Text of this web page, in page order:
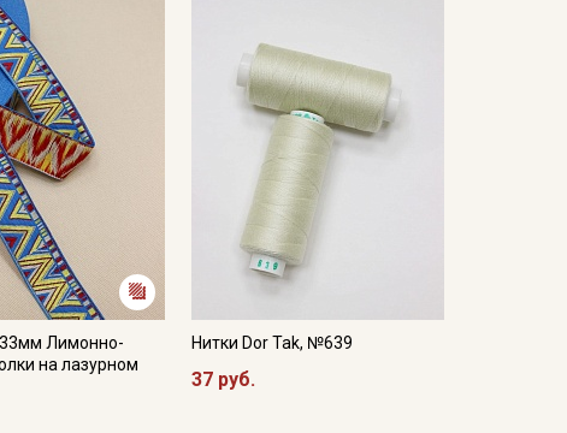
Лимонно-
на лазурном
Нитки Dor Tak, №639
37 руб.